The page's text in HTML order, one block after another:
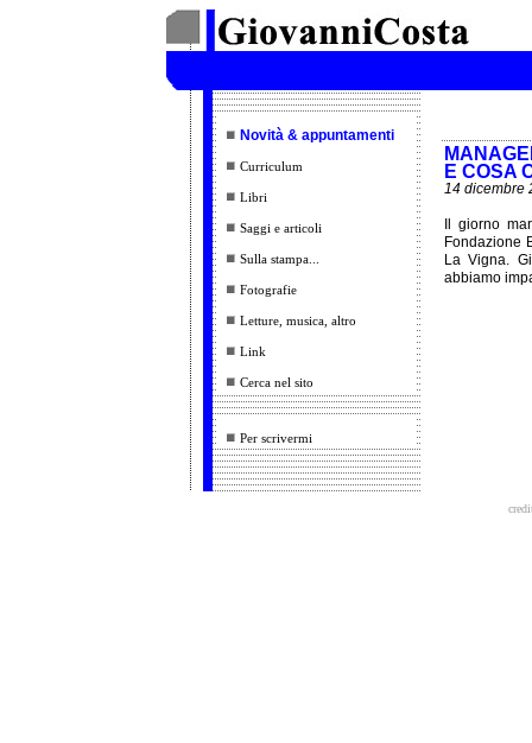
Novità & appuntamenti
Curriculum
Libri
Saggi e articoli
Sulla stampa...
Fotografie
Letture, musica, altro
Link
Cerca nel sito
Per scrivermi
E COSA
14 dicembre
Il giorno
Fondazione
La Vigna.
abbiamo